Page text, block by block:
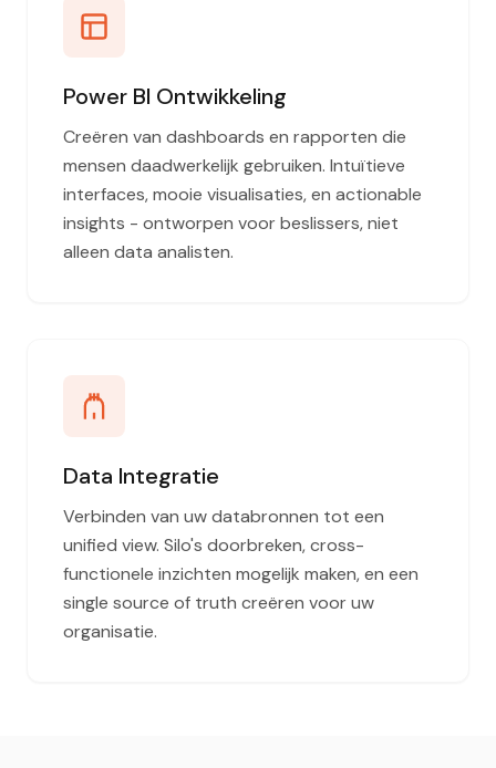
Power BI Ontwikkeling
Creëren van dashboards en rapporten die
mensen daadwerkelijk gebruiken. Intuïtieve
interfaces, mooie visualisaties, en actionable
insights - ontworpen voor beslissers, niet
alleen data analisten.
Data Integratie
Verbinden van uw databronnen tot een
unified view. Silo's doorbreken, cross-
functionele inzichten mogelijk maken, en een
single source of truth creëren voor uw
organisatie.